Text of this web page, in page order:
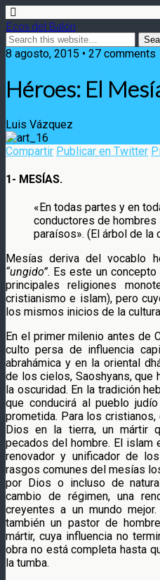
Ecos del Balón
8 agosto, 2015 • 27 comments
Héroes: El
Luis Vázquez
Compartir Publicar en Twitter
1- MESÍAS.
«En todas partes y en
conductores de
paraísos». (El árbol de la
Mesías deriva del vocablo
“ungido”. Es este un
principales religiones
cristianismo e islam), pero
los mismos inicios de la
En el primer milenio antes de
culto persa de influencia
abrahámica y en la oriental
de los cielos, Saoshyans, que
la oscuridad. En la tradición
que conducirá al pueblo
prometida. Para los
Dios en la tierra, un mártir
pecados del hombre. El islam
renovador y unificador de
rasgos comunes del mesías
por Dios o incluso de
cambio de régimen, una
creyentes a un mundo mejor.
también un pastor de
mártir, cuya influencia no
obra no está completa hasta
la tumba.